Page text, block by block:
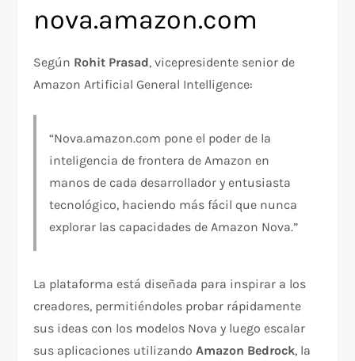
nova.amazon.com
Según Rohit Prasad, vicepresidente senior de
Amazon Artificial General Intelligence:
“Nova.amazon.com pone el poder de la
inteligencia de frontera de Amazon en
manos de cada desarrollador y entusiasta
tecnológico, haciendo más fácil que nunca
explorar las capacidades de Amazon Nova.”
La plataforma está diseñada para inspirar a los
creadores, permitiéndoles probar rápidamente
sus ideas con los modelos Nova y luego escalar
sus aplicaciones utilizandoAmazon Bedrock, la